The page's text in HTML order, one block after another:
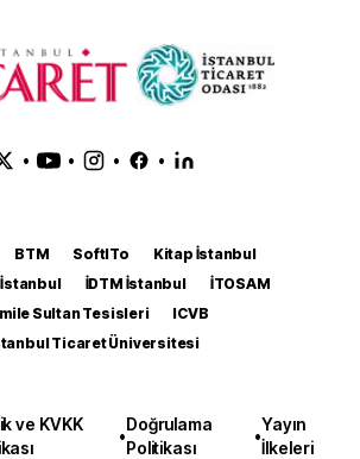
• • • •
BTM SoftITo
Kitap İstanbul
İDTM İstanbul
İTOSAM
Sultan Tesisleri
ICVB
Ticaret Üniversitesi
ve KVKK
•
Doğrulama
Politikası
•
Yayın
İlkeleri